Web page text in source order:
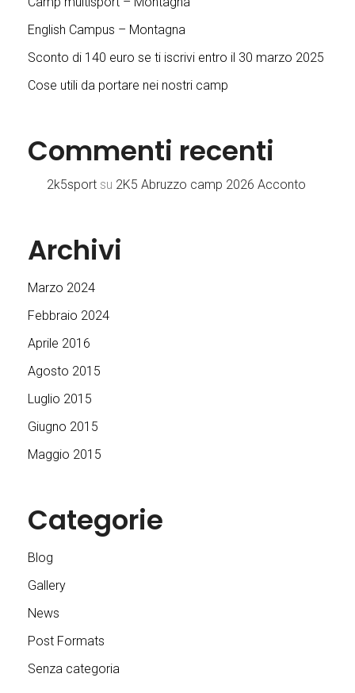
English Campus – Montagna
Sconto di 140 euro se ti iscrivi entro il 30 marzo 2025
Cose utili da portare nei nostri camp
Commenti recenti
2k5sport su 2K5 Abruzzo camp 2026 Acconto
Archivi
Marzo 2024
Febbraio 2024
Aprile 2016
Agosto 2015
Luglio 2015
Giugno 2015
Maggio 2015
Categorie
Blog
Gallery
News
Post Formats
Senza categoria